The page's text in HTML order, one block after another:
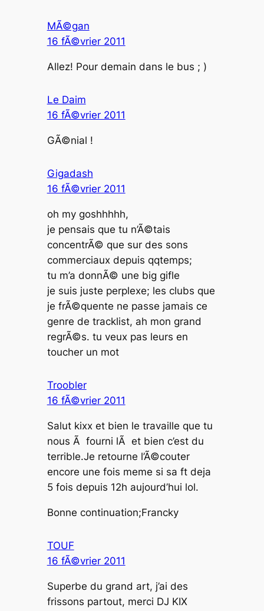
MÃ©gan
16 fÃ©vrier 2011
Allez! Pour demain dans le bus ; )
Le Daim
16 fÃ©vrier 2011
GÃ©nial !
Gigadash
16 fÃ©vrier 2011
oh my goshhhhh,
je pensais que tu n’Ã©tais
concentrÃ© que sur des sons
commerciaux depuis qqtemps;
tu m’a donnÃ© une big gifle
je suis juste perplexe; les clubs que
je frÃ©quente ne passe jamais ce
genre de tracklist, ah mon grand
regrÃ©s. tu veux pas leurs en
toucher un mot
Troobler
16 fÃ©vrier 2011
Salut kixx et bien le travaille que tu
nous Ã fourni lÃ et bien c’est du
terrible.Je retourne l’Ã©couter
encore une fois meme si sa ft deja
5 fois depuis 12h aujourd’hui lol.
Bonne continuation;Francky
TOUF
16 fÃ©vrier 2011
Superbe du grand art, j’ai des
frissons partout, merci DJ KIX